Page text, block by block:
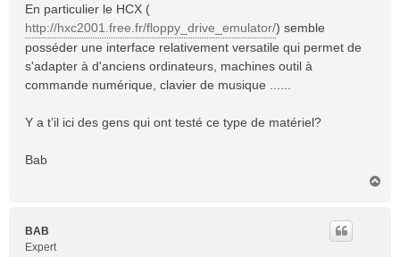
En particulier le HCX (
http://hxc2001.free.fr/floppy_drive_emulator/) semble
posséder une interface relativement versatile qui permet de
s'adapter à d'anciens ordinateurs, machines outil à
commande numérique, clavier de musique ......
Y a t’il ici des gens qui ont testé ce type de matériel?
Bab
BAB
Expert